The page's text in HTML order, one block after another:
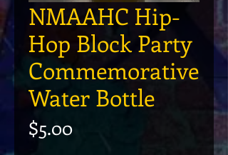
NMAAHC Hip-
Hop Block Party
Commemorative
Water Bottle
$5.00価格